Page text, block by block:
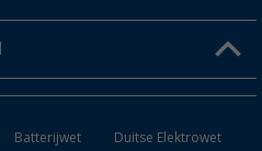
Batterijwet Duitse Elektrowet